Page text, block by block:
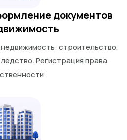
документов
строительство,
Регистрация права